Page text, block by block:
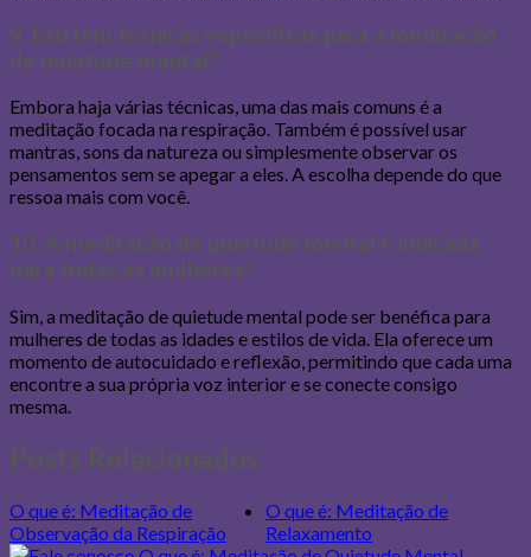
9. Existem técnicas específicas para a meditação
de quietude mental?
Embora haja várias técnicas, uma das mais comuns é a
meditação focada na respiração. Também é possível usar
mantras, sons da natureza ou simplesmente observar os
pensamentos sem se apegar a eles. A escolha depende do que
ressoa mais com você.
10. A meditação de quietude mental é indicada
para todas as mulheres?
Sim, a meditação de quietude mental pode ser benéfica para
mulheres de todas as idades e estilos de vida. Ela oferece um
momento de autocuidado e reflexão, permitindo que cada uma
encontre a sua própria voz interior e se conecte consigo
mesma.
Posts Relacionados
O que é: Meditação de
Observação da Respiração
O que é: Meditação de
Relaxamento